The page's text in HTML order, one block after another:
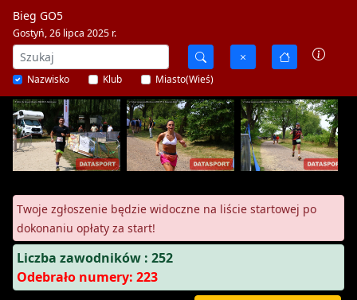
Bieg GO5
Gostyń, 26 lipca 2025 r.
Nazwisko Klub Miasto(Wieś)
Twoje zgłoszenie będzie widoczne na liście startowej po
dokonaniu opłaty za start!
Liczba zawodników : 252
Odebrało numery: 223